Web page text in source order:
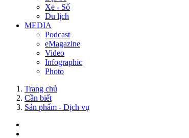
Xe - Số
Du lịch
MEDIA
Podcast
eMagazine
Video
Infographic
Photo
Trang chủ
Cần biết
Sản phẩm - Dịch vụ